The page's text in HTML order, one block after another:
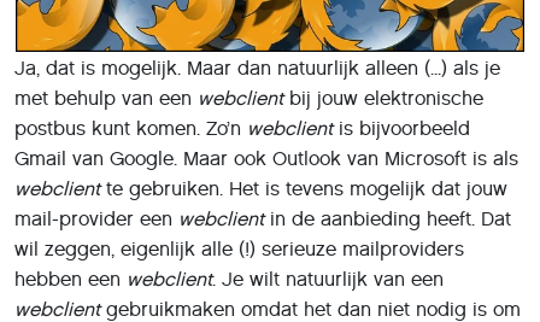
Ja, dat is mogelijk. Maar dan natuurlijk alleen (...) als je
met behulp van een webclient bij jouw elektronische
postbus kunt komen. Zo’n webclient is bijvoorbeeld
Gmail van Google. Maar ook Outlook van Microsoft is als
webclientte gebruiken. Het is tevens mogelijk dat jouw
mail-provider een webclientin de aanbieding heeft. Dat
wil zeggen, eigenlijk alle (!) serieuze mailproviders
hebben een webclient. Je wilt natuurlijk van een
webclientgebruikmaken omdat het dan niet nodig is om